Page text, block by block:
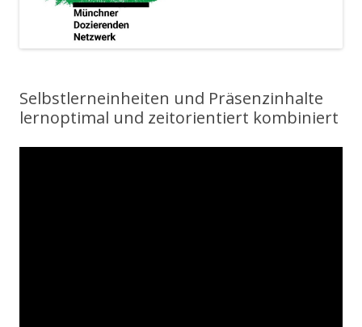
Selbstlerneinheiten und Präsenzinhalte
lernoptimal und zeitorientiert kombiniert